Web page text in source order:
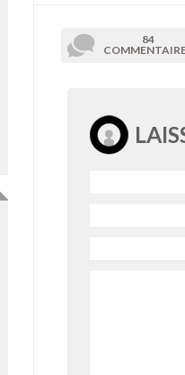
84
explorateurs new yorkais dans
les sous-sols de la ville et dans
des lieux à l'abandon. [...]